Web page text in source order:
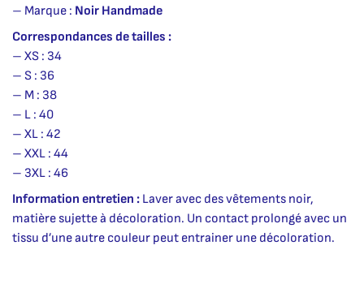
– Marque : Noir Handmade
Correspondances de tailles :
– XS : 34
– S : 36
– M : 38
– L : 40
– XL : 42
– XXL : 44
– 3XL : 46
Information entretien : Laver avec des vêtements noir,
matière sujette à décoloration. Un contact prolongé avec un
tissu d’une autre couleur peut entrainer une décoloration.